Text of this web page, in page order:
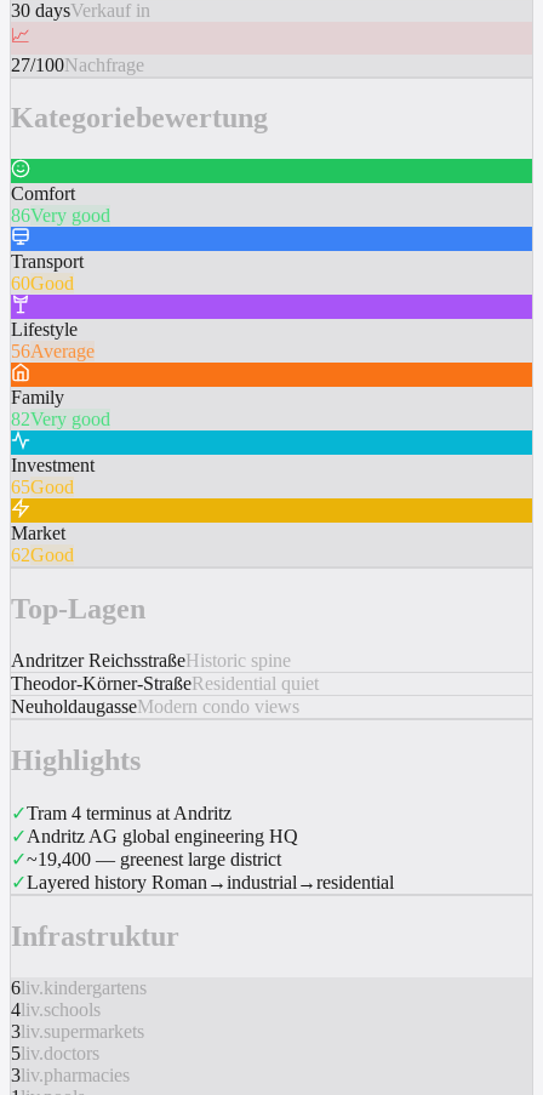
30 daysVerkauf in
📈
27/100Nachfrage
Kategoriebewertung
Comfort
86Very good
Transport
60Good
Lifestyle
56Average
Family
82Very good
Investment
65Good
Market
62Good
Top-Lagen
Andritzer ReichsstraßeHistoric spine
Theodor-Körner-StraßeResidential quiet
NeuholdaugasseModern condo views
Highlights
✓Tram 4 terminus at Andritz
✓Andritz AG global engineering HQ
✓~19,400 — greenest large district
✓Layered history Roman→industrial→residential
Infrastruktur
6liv.kindergartens
4liv.schools
3liv.supermarkets
5liv.doctors
3liv.pharmacies